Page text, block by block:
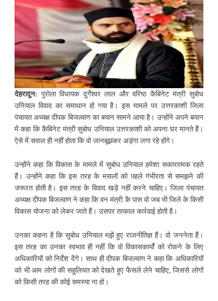
देहरादून: पुरोला विधायक दुर्गेश्वर लाल और वरिष्ठ कैबिनेट मंत्री सुबोध
उनियाल विवाद का समाधान हो गया है। इस मामले पर उत्तरकाशी जिला
पंचायत अध्यक्ष दीपक बिजल्वाण का बयान सामने आया है। उन्होंने अपने बयान
में कहा कि कैबिनेट मंत्री सुबोध उनियाल उत्तरकाशी को अपना घर मानते हैं।
ऐसे में सवाल ही नहीं होता कि वो जानबूझकर अड़ंगा लगा रहे होंगे।
उन्होंने कहा कि विकास के मामले में सुबोध उनियाल हमेशा सकारात्मक रहते
हैं। उन्होंने कहा कि इस तरह के मसलों को पहले गंभीरता से समझने की
जरूरत होती है। इस तरह के विवाद खड़े नहीं करने चाहिए। जिला पंचायत
अध्यक्ष दीपक बिजल्वाण ने कहा कि वन मंत्री केे पास वो जब भी जिले के किसी
विकास योजना को लेकर जाते हैं। उसपर तत्काल कार्रवाई होती है।
उनका कहना है कि सुबोध उनियाल मझें हुए राजनीतिज्ञ हैं। वो जननेता हैं।
इस तरह का उनका स्वभाव ही नहीं कि वो विकासकार्यों को रोकने के लिए
अधिकारियों को निर्देश देंगे। साथ ही दीपक बिजल्वाण ने कहा कि अधिकारियों
को भी आम लोगों की सहूलियत को देखते हुए फैसले लेने चाहिए, जिससे लोगों
को किसी तरह की कोई समस्या ना हो।